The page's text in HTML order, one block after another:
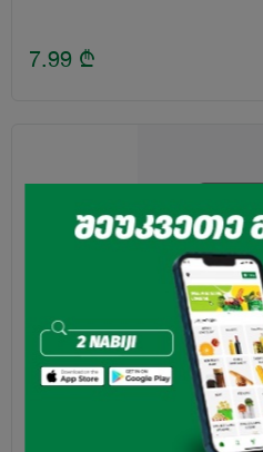
7.99 ₾
ლუდი "ბავარია" (ქილა) 0,5ლ